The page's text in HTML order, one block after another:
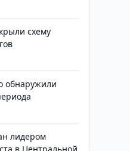
схему
обнаружили
лидером